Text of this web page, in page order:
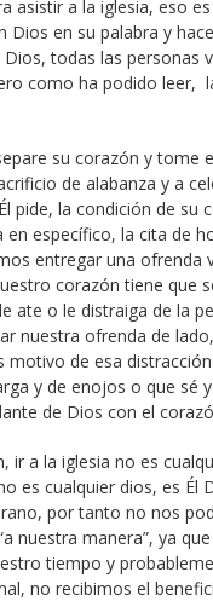
asistir a la iglesia, eso
Dios en su palabra y
todas las personas
como ha podido leer,
su corazón y tome
de alabanza y a
pide, la condición de su
en específico, la cita de
entregar una ofrenda
corazón tiene que
ate o le distraiga de la
nuestra ofrenda de
motivo de esa
y de enojos o que sé
de Dios con el
ir a la iglesia no es
es cualquier dios, es Él
por tanto no nos
nuestra manera”, ya
tiempo y
no recibimos el